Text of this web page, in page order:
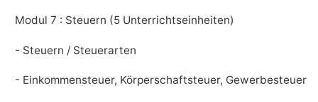
Modul 7 : Steuern (5 Unterrichtseinheiten)
- Steuern / Steuerarten
- Einkommensteuer, Körperschaftsteuer, Gewerbesteuer